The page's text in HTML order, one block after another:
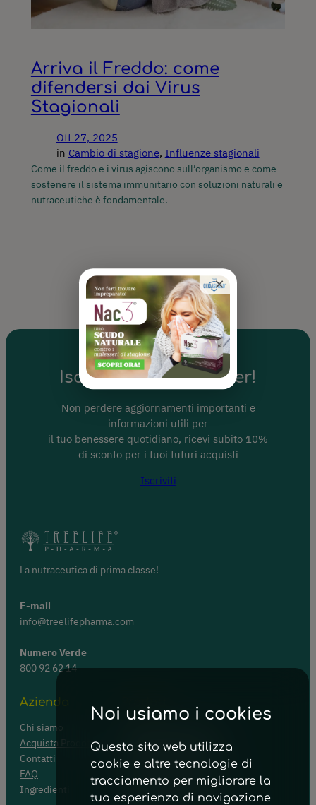
Noi usiamo i cookies
Questo sito web utilizza
cookie e altre tecnologie di
tracciamento per migliorare la
tua esperienza di navigazione
Arriva il Freddo: come
difendersi dai Virus
Stagionali
Ott 27, 2025
in Cambio di stagione, Influenze stagionali
Come il freddo e i virus agiscono sull’organismo e come
sostenere il sistema immunitario con soluzioni naturali e
nutraceutiche è fondamentale.
Iscriviti alla Newsletter!
Non perdere aggiornamenti importanti e
informazioni utili per
il tuo benessere quotidiano, ricevi subito 10%
di sconto per i tuoi futuri acquisti
Iscriviti
La nutraceutica di prima classe!
E-mail
info@treelifepharma.com
Numero Verde
800 92 62 14
Azienda
Chi siamo
Acquista Prodotti
Contatti
FAQ
Ingredienti
Energia e Convalescenza
Apparato Digerente
Funzione Cardiaca e Visiva
Funzione Tiroidea
×